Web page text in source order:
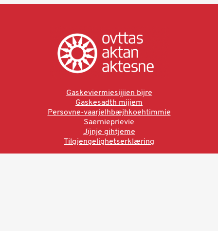
Gaskeviermiesijjien bïjre
Gaskesadth mijjem
Persovne-vaarjelhbæjhkoehtimmie
Saernieprievie
Jïjnje gihtjeme
Tilgjengelighetserklæring